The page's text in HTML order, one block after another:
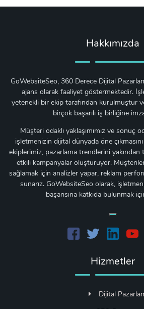
Hakkımızda
GoWebsiteSeo, 360 Derece Dijital
ajans olarak faaliyet göstermektedir.
yetenekli bir ekip tarafından kurulmuştur
birçok başarılı iş birliğine
Müşteri odaklı yaklaşımımız ve sonuç
işletmenizin dijital dünyada öne
ekiplerimiz, pazarlama trendlerini yakından
etkili kampanyalar oluşturuyor.
sağlamak için analizler yapar, reklam
sunarız. GoWebsiteSeo olarak,
başarısına katkıda bulunmak
Hizmetler
Dijital